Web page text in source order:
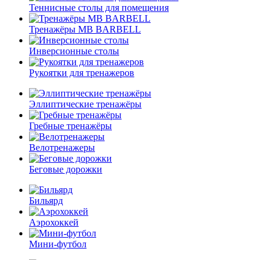
Теннисные столы для помещения
Тренажёры MB BARBELL
Инверсионные столы
Рукоятки для тренажеров
Эллиптические тренажёры
Гребные тренажёры
Велотренажеры
Беговые дорожки
Бильярд
Аэрохоккей
Мини-футбол